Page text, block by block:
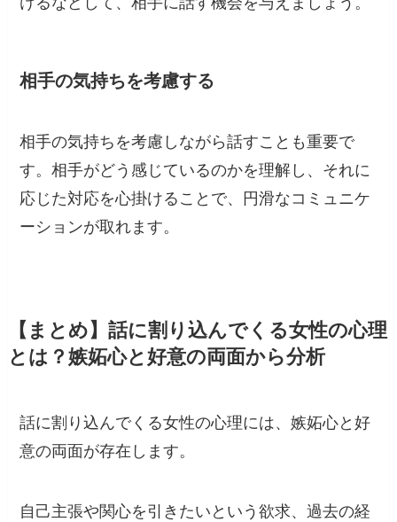
相手の気持ちを考慮する
相手の気持ちを考慮しながら話すことも重要で
す。相手がどう感じているのかを理解し、それに
応じた対応を心掛けることで、円滑なコミュニケ
ーションが取れます。
【まとめ】話に割り込んでくる女性の心理
とは？嫉妬心と好意の両面から分析
話に割り込んでくる女性の心理には、嫉妬心と好
意の両面が存在します。
自己主張や関心を引きたいという欲求、過去の経